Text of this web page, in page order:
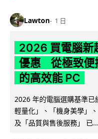
Lawton 1 日
2026 買電腦新
優惠 從極致便
的高效能 PC
2026 年的電腦選購基準已
輕量化」、「機身美學」
及「品質與售後服務」 已...